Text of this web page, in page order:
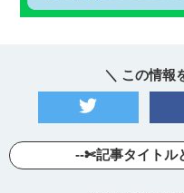
＼ この情報
--✄記事タイト